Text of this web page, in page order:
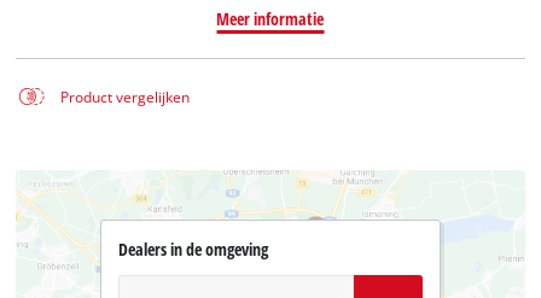
Meer informatie
Product vergelijken
Dealers in de omgeving